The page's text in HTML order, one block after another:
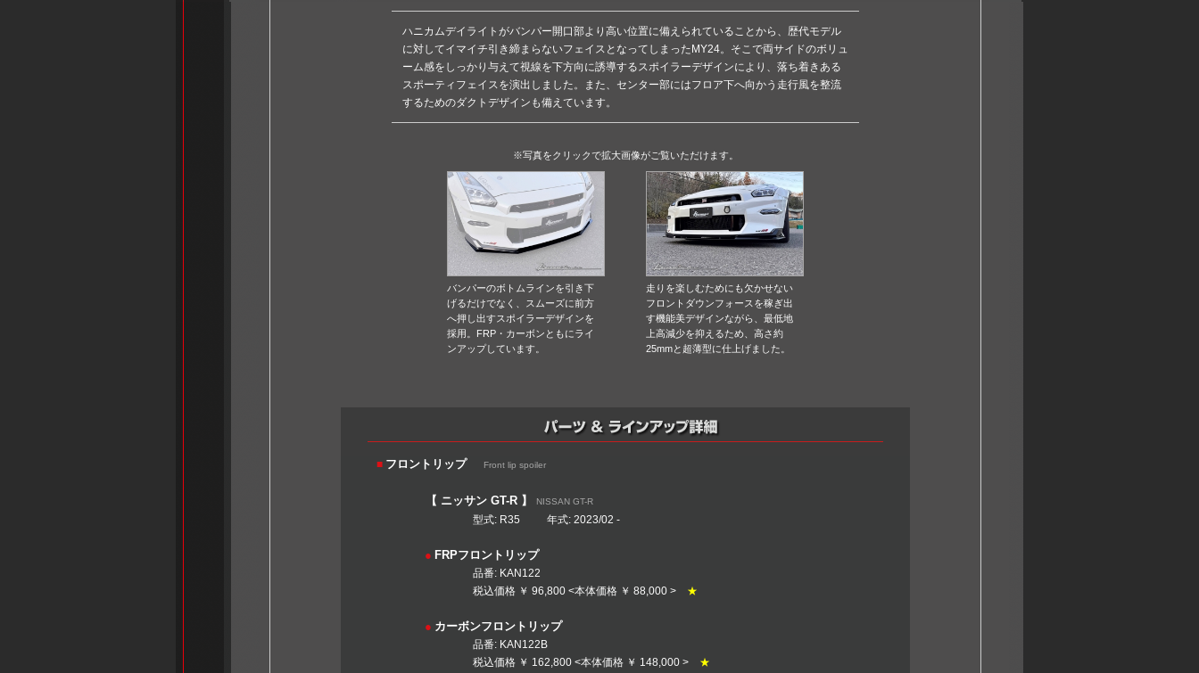
ハニカムデイライトがバンパー開口部より高い位置に備えられていることから、歴代モデル
に対してイマイチ引き締まらないフェイスとなってしまったMY24。そこで両サイドのボリュ
ーム感をしっかり与えて視線を下方向に誘導するスポイラーデザインにより、落ち着きある
スポーティフェイスを演出しました。また、センター部にはフロア下へ向かう走行風を整流
するためのダクトデザインも備えています。
※写真をクリックで拡大画像がご覧いただけます。
バンパーのボトムラインを引き下
げるだけでなく、スムーズに前方
へ押し出すスポイラーデザインを
採用。FRP・カーボンともにライ
ンアップしています。
走りを楽しむためにも欠かせない
フロントダウンフォースを稼ぎ出
す機能美デザインながら、最低地
上高減少を抑えるため、高さ約
25mmと超薄型に仕上げました。
■ フロントリップ Front lip spoiler
【 ニッサン GT-R 】 NISSAN GT-R
型式: R35 年式: 2023/02 -
● FRPフロントリップ
品番: KAN122
税込価格 ￥ 96,800 <本体価格 ￥ 88,000 > ★
● カーボンフロントリップ
品番: KAN122B
税込価格 ￥ 162,800 <本体価格 ￥ 148,000 > ★